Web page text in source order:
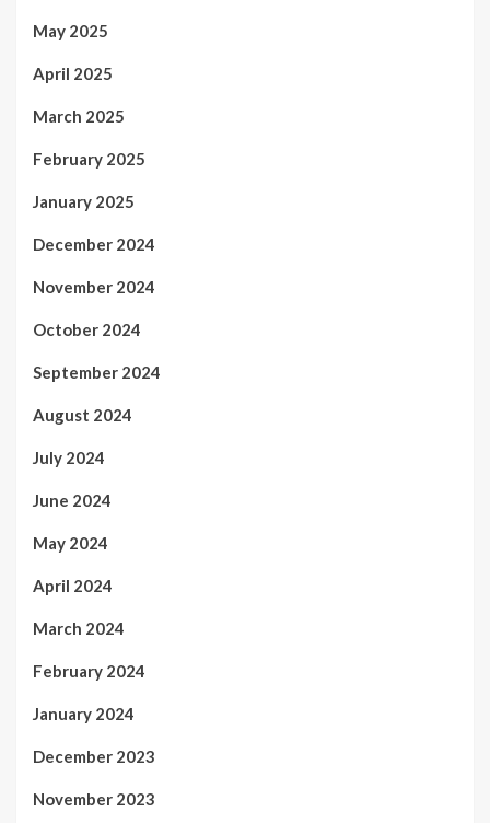
May 2025
April 2025
March 2025
February 2025
January 2025
December 2024
November 2024
October 2024
September 2024
August 2024
July 2024
June 2024
May 2024
April 2024
March 2024
February 2024
January 2024
December 2023
November 2023